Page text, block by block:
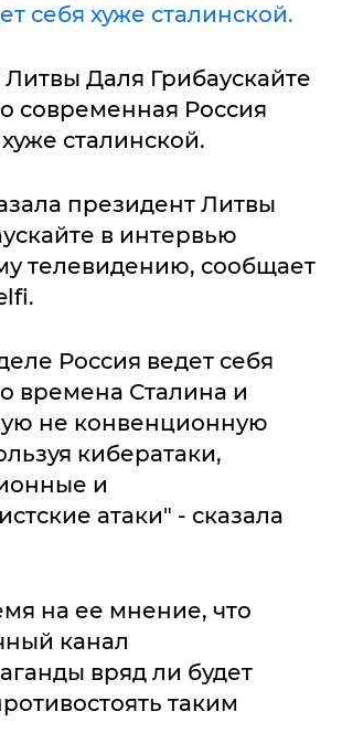
себя хуже сталинской.
Даля Грибаускайте
современная Россия
сталинской.
президент Литвы
в интервью
телевидению, сообщает
Россия ведет себя
времена Сталина и
не конвенционную
кибератаки,
и
атаки" - сказала
на ее мнение, что
канал
вряд ли будет
таким